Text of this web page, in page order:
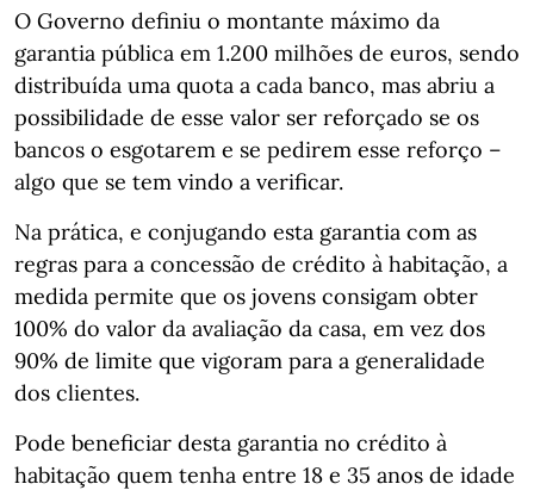
O Governo definiu o montante máximo da
garantia pública em 1.200 milhões de euros, sendo
distribuída uma quota a cada banco, mas abriu a
possibilidade de esse valor ser reforçado se os
bancos o esgotarem e se pedirem esse reforço –
algo que se tem vindo a verificar.
Na prática, e conjugando esta garantia com as
regras para a concessão de crédito à habitação, a
medida permite que os jovens consigam obter
100% do valor da avaliação da casa, em vez dos
90% de limite que vigoram para a generalidade
dos clientes.
Pode beneficiar desta garantia no crédito à
habitação quem tenha entre 18 e 35 anos de idade